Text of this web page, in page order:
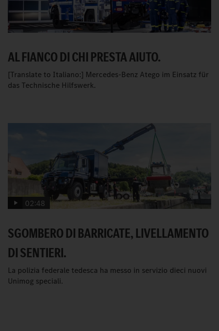
AL FIANCO DI CHI PRESTA AIUTO.
[Translate to Italiano:] Mercedes-Benz Atego im Einsatz für
das Technische Hilfswerk.
02:48
SGOMBERO DI BARRICATE, LIVELLAMENTO
DI SENTIERI.
La polizia federale tedesca ha messo in servizio dieci nuovi
Unimog speciali.